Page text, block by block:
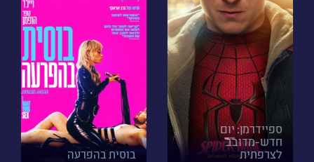
ספיידרמן: יום
חדש-מדובב
לצרפתית בוסית בהפרעה